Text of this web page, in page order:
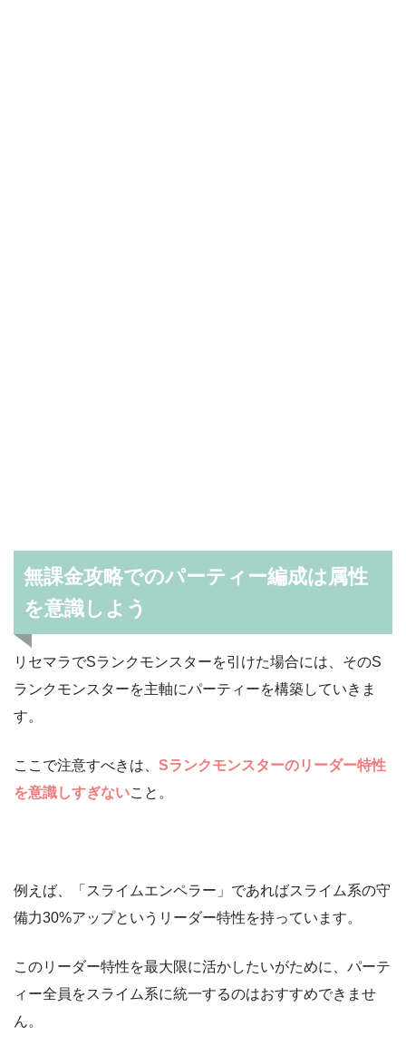
無課金攻略でのパーティー編成は属性
を意識しよう
リセマラでSランクモンスターを引けた場合には、そのS
ランクモンスターを主軸にパーティーを構築していきま
す。
ここで注意すべきは、 Sランクモンスターのリーダー特性
を意識しすぎないこと。
例えば、「スライムエンペラー」であればスライム系の守
備力30%アップというリーダー特性を持っています。
このリーダー特性を最大限に活かしたいがために、パーテ
ィー全員をスライム系に統一するのはおすすめできませ
ん。